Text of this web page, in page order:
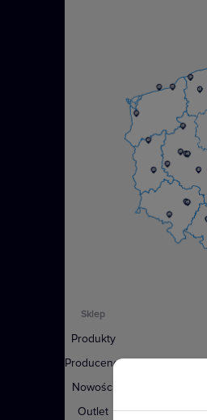
mamy
W
Sklep
Produkty
Producenci
Nowości
Outlet